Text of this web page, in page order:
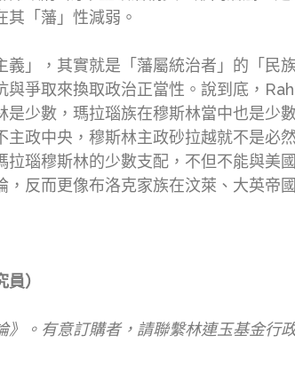
「藩」性減弱。
義」，其實就是「藩屬統治者」的「民
爭取來換取政治正當性。說到底，
是少數，瑪拉瑙族在穆斯林當中也是少
政中央，穆斯林主政砂拉越就不是必
瑙穆斯林的少數支配，不但不能與美
反而更像布洛克家族在汶萊、大英帝
）
》。有意訂購者，請聯繫林連玉基金